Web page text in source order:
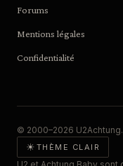
Forums
Mentions légales
Confidentialité
© 2000–2026
☀ THÈME CLAIR